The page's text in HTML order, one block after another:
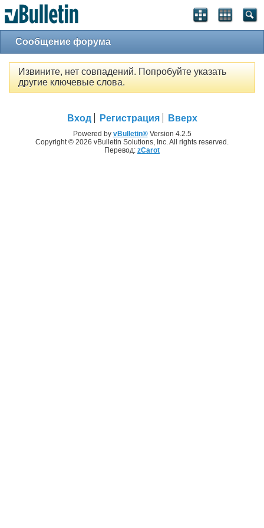
Сообщение форума
Извините, нет совпадений. Попробуйте указать
другие ключевые слова.
Вход Регистрация Вверх
Powered by vBulletin®Version 4.2.5
Copyright © 2026 vBulletin Solutions, Inc. All rights reserved.
Перевод: zCarot